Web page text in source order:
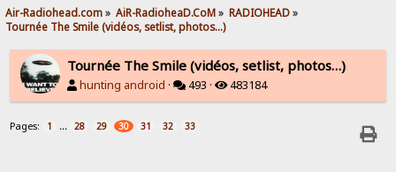
Air-Radiohead.com» AiR-RadioheaD.CoM» RADIOHEAD»
Tournée The Smile (vidéos, setlist, photos…)
Tournée The Smile (vidéos, setlist, photos…)
hunting android · 493 · 483184
Pages: 1 ... 28 29 30 31 32 33